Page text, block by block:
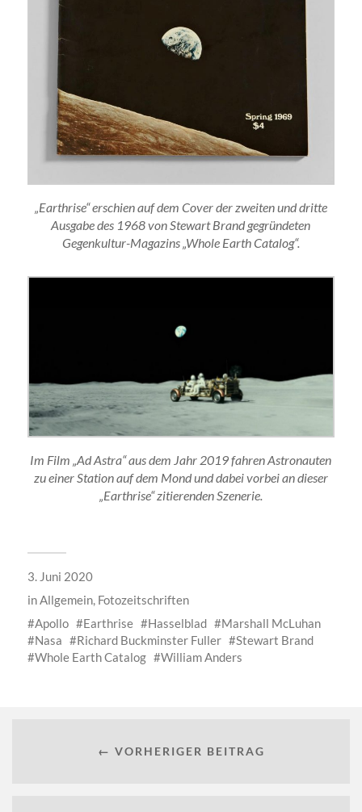
„Earthrise“ erschien auf dem Cover der zweiten und dritte
Ausgabe des 1968 von Stewart Brand gegründeten
Gegenkultur-Magazins „Whole Earth Catalog“.
Im Film „Ad Astra“ aus dem Jahr 2019 fahren Astronauten
zu einer Station auf dem Mond und dabei vorbei an dieser
„Earthrise“ zitierenden Szenerie.
3. Juni 2020
inAllgemein, Fotozeitschriften
Apollo
Earthrise Hasselblad
Marshall McLuhan
Nasa
Richard Buckminster Fuller
Stewart Brand
Whole Earth Catalog
William Anders
← VORHERIGER BEITRAG